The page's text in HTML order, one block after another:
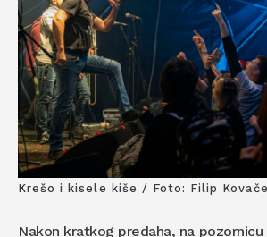
Krešo i kisele kiše / Foto: Filip
Nakon kratkog predaha, na